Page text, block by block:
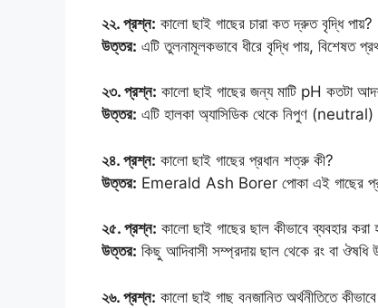
২২. প্রশ্ন: কালো ছাই গাছের চারা কত দ্রুত বৃদ্ধি পায়?
উত্তর: এটি তুলনামূলকভাবে ধীরে বৃদ্ধি পায়, বিশেষত
২৩. প্রশ্ন: কালো ছাই গাছের জন্য মাটি pH কতটা
উত্তর: এটি হালকা অ্যাসিডিক থেকে নিপুণ (neutral)
২৪. প্রশ্ন: কালো ছাই গাছের প্রধান শত্রু কী?
উত্তর: Emerald Ash Borer পোকা এই গাছের
২৫. প্রশ্ন: কালো ছাই গাছের ছাল কীভাবে ব্যবহার করা
উত্তর: কিছু আদিবাসী সম্প্রদায় ছাল থেকে রং বা
২৬. প্রশ্ন: কালো ছাই গাছ বনজানিত অর্থনীতিতে